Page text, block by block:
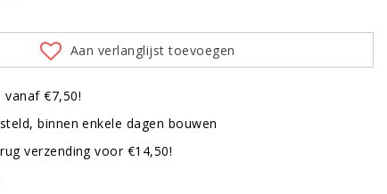
Aan verlanglijst toevoegen
vanaf €7,50!
binnen enkele dagen bouwen
verzending voor €14,50!